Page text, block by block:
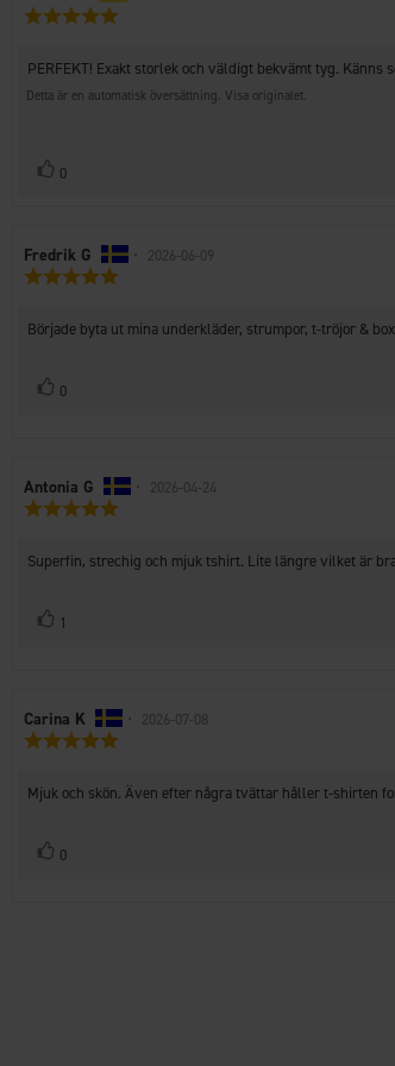
5
stjärnor
Recensionstext:
PERFEKT! Exakt storlek och väldigt bekvämt tyg. Känns
Detta är en automatisk översättning. Visa originalet.
Rösta
0
Recensionsförfattare:
Fredrik G • Recensionsdatum:
2026-06-09
5
Recensionstext:
Började byta ut mina underkläder, strumpor, t-tröjor &
Rösta
0
Recensionsförfattare:
Antonia G • Recensionsdatum:
2026-04-24
5
Recensionstext:
Superfin, strechig och mjuk tshirt. Lite längre vilket är
Rösta
1
Recensionsförfattare:
Carina K • Recensionsdatum:
2026-07-08
5
Recensionstext:
Mjuk och skön. Även efter några tvättar håller t-shirten
Rösta
0